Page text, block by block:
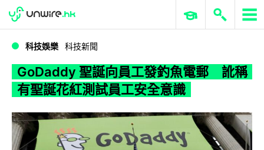
WWDC 2026 ERP 與商業 AI
科技娛樂 科技新聞
GoDaddy 聖誕向員工發釣魚電郵 訛稱
有聖誕花紅測試員工安全意識